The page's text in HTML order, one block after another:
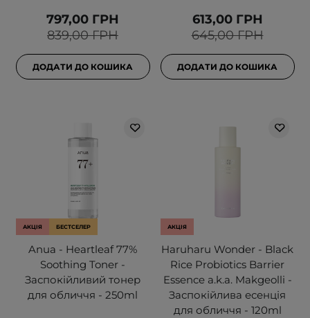
839,00 ГРН
797,00 ГРН
ДОДАТИ ДО КОШИКА
645,00 ГРН
613,00 ГРН
ДОДАТИ ДО КОШИКА
АКЦІЯ БЕСТСЕЛЕР
Anua - Heartleaf 77%
Soothing Toner -
Заспокійливий тонер
для обличчя - 250ml
АКЦІЯ
Haruharu Wonder - Black
Rice Probiotics Barrier
Essence a.k.a. Makgeolli -
Заспокійлива есенція
для обличчя - 120ml